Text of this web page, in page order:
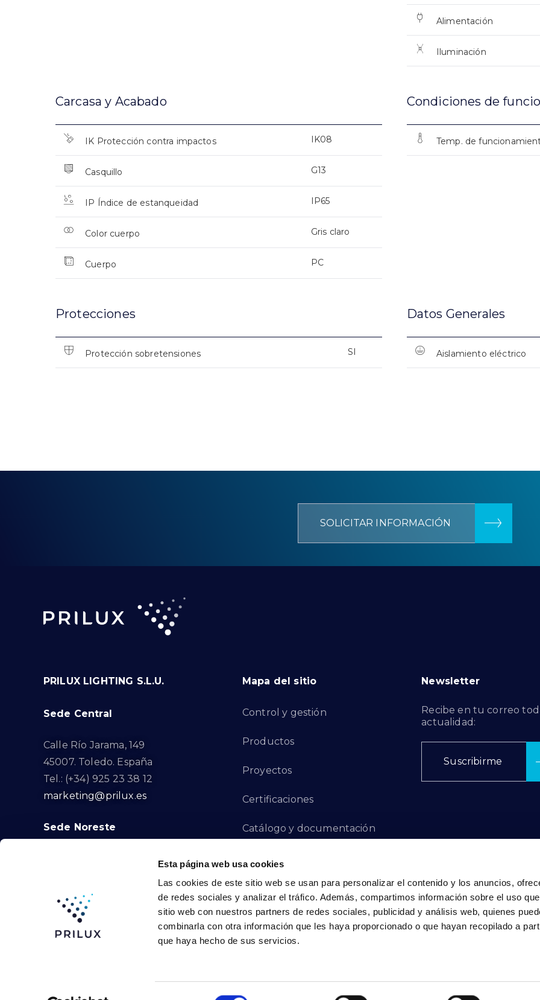
Esta página web usa cookies
Las cookies de este sitio web se usan para personalizar el contenido y los anuncios,
de redes sociales y analizar el tráfico. Además, compartimos información sobre el uso
sitio web con nuestros partners de redes sociales, publicidad y análisis web, quienes
combinarla con otra información que les haya proporcionado o que hayan recopilado a
que haya hecho de sus servicios.
Alimentación
Iluminación
Carcasa y Acabado
IK Protección contra impactos IK08
Casquillo G13
IP Índice de estanqueidad IP65
Color cuerpo Gris claro
Cuerpo PC
Condiciones de
Temp. de
Protecciones
Protección sobretensiones SI
Datos Generales
Aislamiento eléctrico
SOLICITAR INFORMACIÓN
PRILUX LIGHTING S.L.U.
Sede Central
Calle Río Jarama, 149
45007. Toledo. España
Tel.: (+34) 925 23 38 12
marketing@prilux.es
Sede Noreste
Calle Del Torrent Fondo, s/n
Barcelona. España
Tel.: (+34) 93 719 23 29
marketing@prilux.es
Mapa del sitio
Control y gestión
Productos
Proyectos
Certificaciones
Catálogo y documentación
Canal de Denuncias
Contacto
Newsletter
Recibe en tu correo
actualidad:
Suscribirme
2026 Política de Privacidad|Política de Cookies